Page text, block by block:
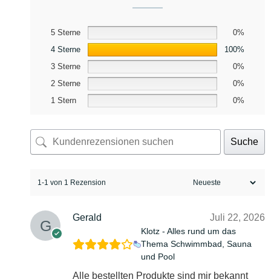
5 Sterne
0%
4 Sterne
100%
3 Sterne
0%
2 Sterne
0%
1 Stern
0%
Suche
1-1 von 1 Rezension
Gerald Juli 22, 2026
Klotz - Alles rund um das
Thema Schwimmbad, Sauna
und Pool
Alle bestellten Produkte sind mir bekannt